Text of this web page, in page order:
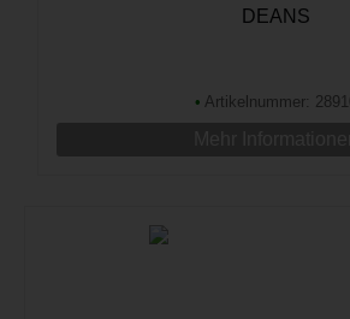
DEANS
• Artikelnummer: